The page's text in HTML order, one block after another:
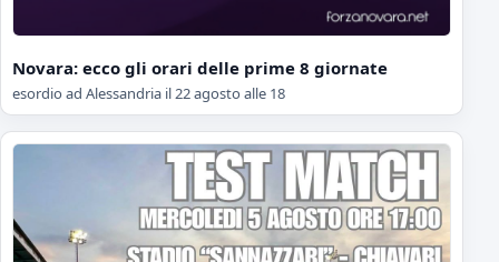
Novara: ecco gli orari delle prime 8 giornate
esordio ad Alessandria il 22 agosto alle 18